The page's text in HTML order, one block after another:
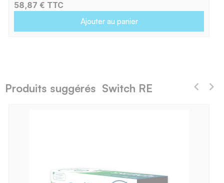
58,87 € TTC
Ajouter au panier
Produits suggérés Switch RE